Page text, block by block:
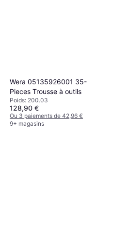
Wera 05135926001 35-
Pieces Trousse à outils
Poids: 200.03
128,90 €
Ou 3 paiements de 42,96 €
9+ magasins